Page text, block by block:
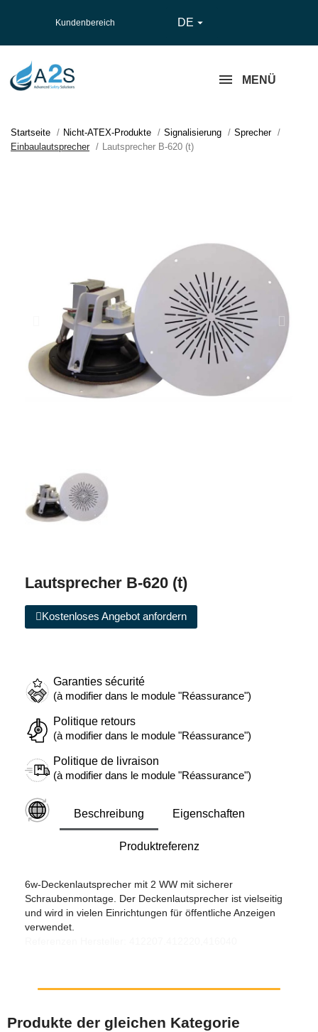
Kundenbereich DE 
MENÜ
Startseite Nicht-ATEX-Produkte Signalisierung
Sprecher
Einbaulautsprecher
Lautsprecher B-620 (t)
Lautsprecher B-620 (t)
Kostenloses Angebot anfordern
Garanties sécurité
(à modifier dans le module "Réassurance")
Politique retours
(à modifier dans le module "Réassurance")
Politique de livraison
(à modifier dans le module "Réassurance")
Beschreibung Eigenschaften
Produktreferenz
6w-Deckenlautsprecher mit 2 WW mit sicherer
Schraubenmontage. Der Deckenlautsprecher ist vielseitig
und wird in vielen Einrichtungen für öffentliche Anzeigen
verwendet.
Produkte der gleichen Kategorie